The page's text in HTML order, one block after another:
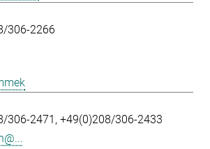
306-2266
306-2471 +49(0)208/306-2433